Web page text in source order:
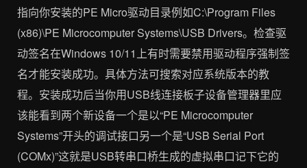
指向你安装的PE Micro驱动目录例如C:\Program Files
(x86)\PE Microcomputer Systems\USB Drivers。检查驱
动签名在Windows 10/11上有时需要禁用驱动程序强制签
名才能安装成功。具体方法可搜索对应系统版本的教
程。安装成功后当你用USB线连接板子设备管理器里应
该能看到两个新设备一个是以“PE Microcomputer
Systems”开头的调试接口另一个是“USB Serial Port
(COMx)”这就是USB转串口桥生成的虚拟串口记下它的